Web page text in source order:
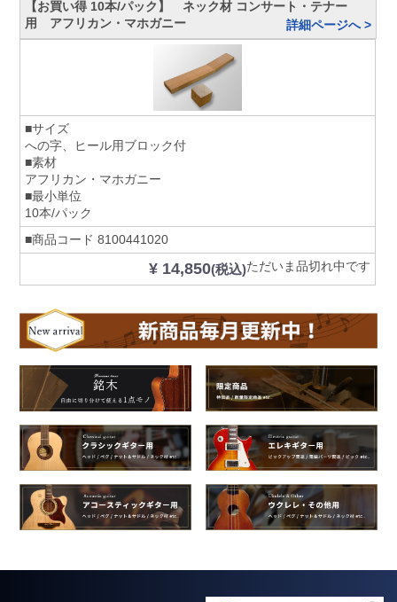
【お買い得 10本/パック】 ネック材 コンサート・テナー
用 アフリカン・マホガニー
詳細ページへ >
■サイズ
への字、ヒール用ブロック付
■素材
アフリカン・マホガニー
■最小単位
10本/パック
■商品コード 8100441020
¥ 14,850(税込)ただいま品切れ中です